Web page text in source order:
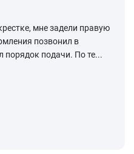
мне задели правую
позвонил в
порядок подачи. По те...